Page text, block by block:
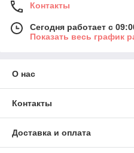
Контакты
Сегодня работает с
Показать весь график
О нас
Контакты
Доставка и оплата